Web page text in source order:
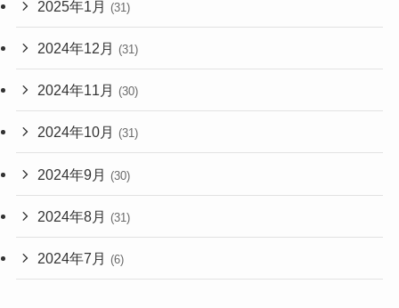
2025年1月 (31)
2024年12月 (31)
2024年11月 (30)
2024年10月 (31)
2024年9月 (30)
2024年8月 (31)
2024年7月 (6)